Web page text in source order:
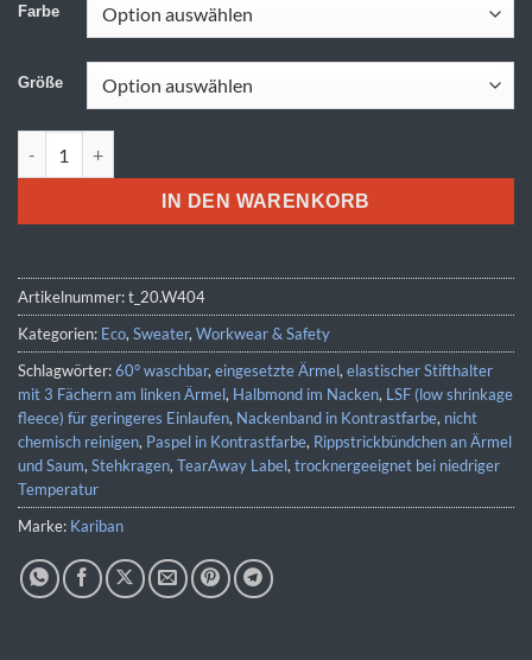
Farbe
Größe
IN DEN WARENKORB
Artikelnummer:t_20.W404
Kategorien: Eco, Sweater, Workwear & Safety
Schlagwörter:60° waschbar, eingesetzte Ärmel, elastischer Stifthalter
mit 3 Fächern am linken Ärmel, Halbmond im Nacken, LSF (low shrinkage
fleece) für geringeres Einlaufen, Nackenband in Kontrastfarbe, nicht
chemisch reinigen, Paspel in Kontrastfarbe, Rippstrickbündchen an Ärmel
und Saum, Stehkragen, TearAway Label, trocknergeeignet bei niedriger
Temperatur
Marke: Kariban